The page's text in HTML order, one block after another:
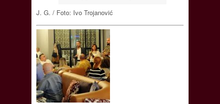
J. G. / Foto: Ivo Trojanović